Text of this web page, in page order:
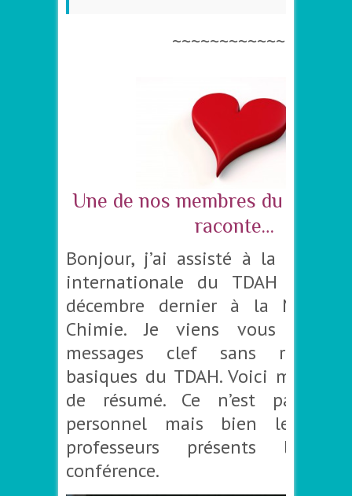
~~~~~~~~~~~~–
Une de nos membres du
raconte…
Bonjour, j’ai assisté à la 2ème
internationale du TDAH du
décembre dernier à la
Chimie. Je viens vous
messages clef sans
basiques du TDAH. Voici ma
de résumé. Ce n’est pas
personnel mais bien le
professeurs présents lors
conférence.